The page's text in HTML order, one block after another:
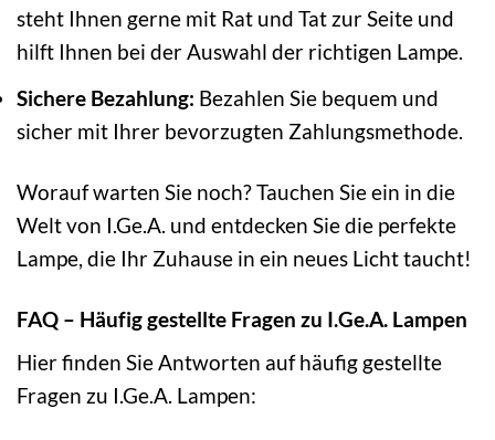
steht Ihnen gerne mit Rat und Tat zur Seite und
hilft Ihnen bei der Auswahl der richtigen Lampe.
Sichere Bezahlung: Bezahlen Sie bequem und
sicher mit Ihrer bevorzugten Zahlungsmethode.
Worauf warten Sie noch? Tauchen Sie ein in die
Welt von I.Ge.A. und entdecken Sie die perfekte
Lampe, die Ihr Zuhause in ein neues Licht taucht!
FAQ – Häufig gestellte Fragen zu I.Ge.A. Lampen
Hier finden Sie Antworten auf häufig gestellte
Fragen zu I.Ge.A. Lampen: